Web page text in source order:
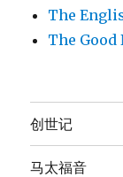
The
The
创世记
马太福音